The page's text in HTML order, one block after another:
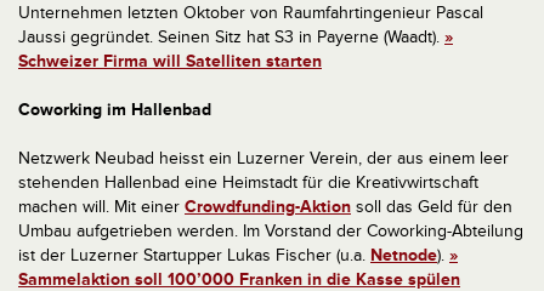
Unternehmen letzten Oktober von Raumfahrtingenieur Pascal
Jaussi gegründet. Seinen Sitz hat S3 in Payerne (Waadt). »
Schweizer Firma will Satelliten starten
Coworking im Hallenbad
Netzwerk Neubad heisst ein Luzerner Verein, der aus einem leer
stehenden Hallenbad eine Heimstadt für die Kreativwirtschaft
machen will. Mit einer Crowdfunding-Aktion soll das Geld für den
Umbau aufgetrieben werden. Im Vorstand der Coworking-Abteilung
ist der Luzerner Startupper Lukas Fischer (u.a. Netnode). »
Sammelaktion soll 100’000 Franken in die Kasse spülen